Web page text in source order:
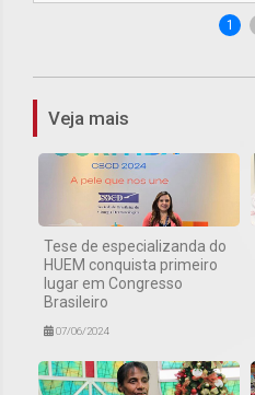
1
Veja mais
Tese de especializanda do
HUEM conquista primeiro
lugar em Congresso
Brasileiro
07/06/2024